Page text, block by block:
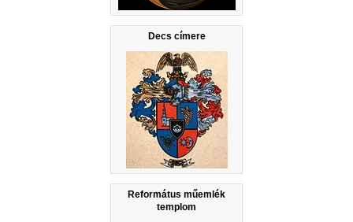
Decs címere
Református műemlék
templom